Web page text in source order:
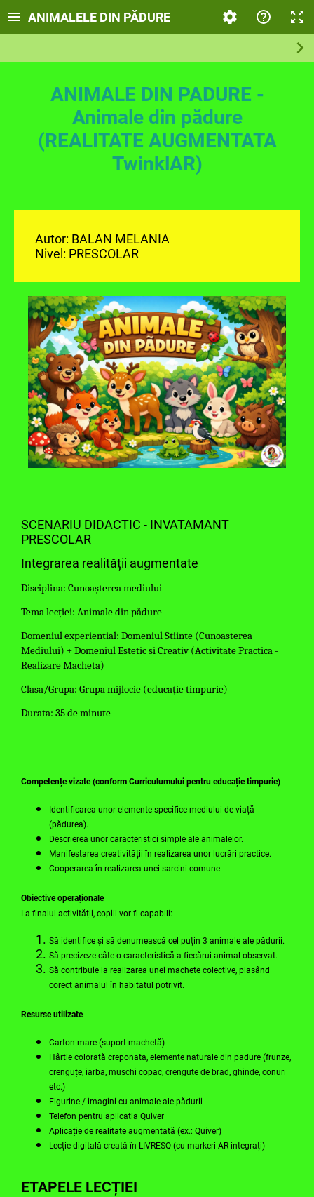
ANIMALELE DIN PĂDURE
ANIMALE DIN PADURE -
Animale din pădure
(REALITATE AUGMENTATA
TwinklAR)
Autor: BALAN MELANIA
Nivel: PRESCOLAR
SCENARIU DIDACTIC - INVATAMANT
PRESCOLAR
Integrarea realității augmentate
Disciplina: Cunoașterea mediului
Tema lecției: Animale din pădure
Domeniul experiential: Domeniul Stiinte (Cunoasterea
Mediului) + Domeniul Estetic si Creativ (Activitate Practica -
Realizare Macheta)
Clasa/Grupa: Grupa mijlocie (educație timpurie)
Durata: 35 de minute
Competențe vizate(conform Curriculumului pentru educație timpurie)
Identificarea unor elemente specifice mediului de viață
(pădurea).
Descrierea unor caracteristici simple ale animalelor.
Manifestarea creativității în realizarea unor lucrări practice.
Cooperarea în realizarea unei sarcini comune.
Obiective operaționale
La finalul activității, copiii vor fi capabili:
Să identifice și să denumească cel puțin 3 animale ale pădurii.
Să precizeze câte o caracteristică a fiecărui animal observat.
Să contribuie la realizarea unei machete colective, plasând
corect animalul în habitatul potrivit.
Resurse utilizate
Carton mare (suport machetă)
Hârtie colorată creponata, elemente naturale din padure (frunze,
crenguțe, iarba, muschi copac, crengute de brad, ghinde, conuri
etc.)
Figurine / imagini cu animale ale pădurii
Telefon pentru aplicatia Quiver
Aplicație de realitate augmentată (ex.: Quiver)
Lecție digitală creată în LIVRESQ (cu markeri AR integrați)
ETAPELE LECȚIEI